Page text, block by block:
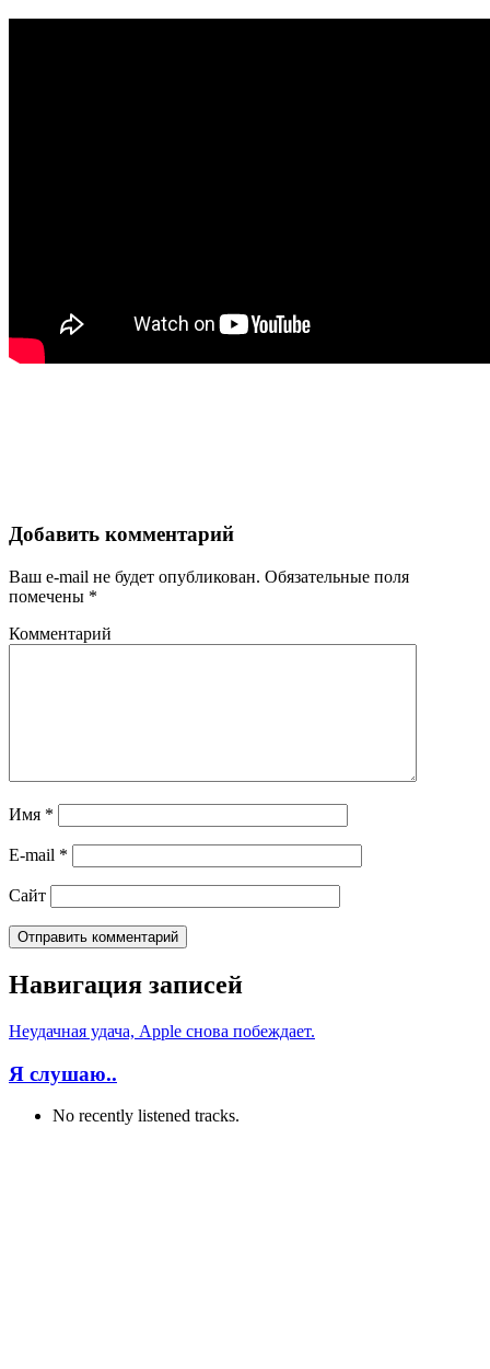
Добавить комментарий
Ваш e-mail не будет опубликован. Обязательные поля
помечены *
Комментарий
Имя *
E-mail *
Сайт
Навигация записей
Неудачная удача, Apple снова побеждает.
Я слушаю..
No recently listened tracks.